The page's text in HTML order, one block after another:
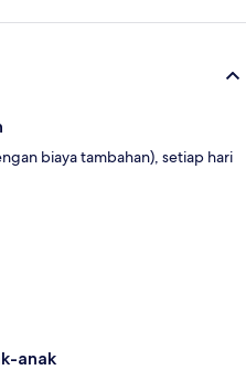
biaya tambahan), setiap hari
anak